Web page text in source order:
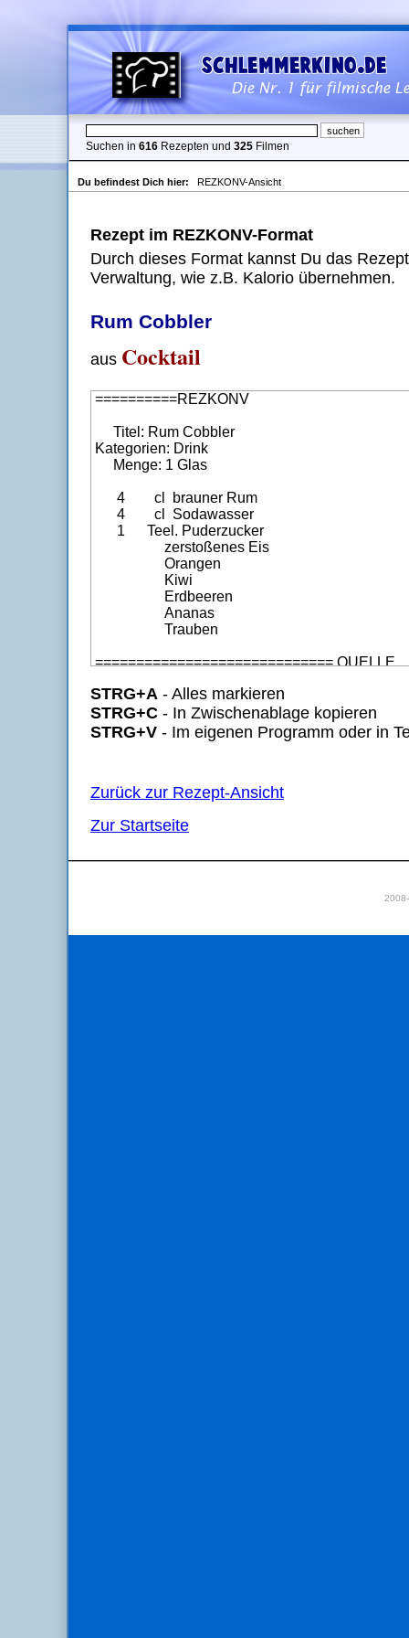
Suchen in 616 Rezepten und 325 Filmen
Du befindest Dich hier: REZKONV-Ansicht
Rezept im REZKONV-Format
Durch dieses Format kannst Du das
Verwaltung, wie z.B. Kalorio übernehmen.
Rum Cobbler
aus Cocktail
STRG+A - Alles markieren
STRG+C - In Zwischenablage kopieren
STRG+V - Im eigenen Programm oder in
Zurück zur Rezept-Ansicht
Zur Startseite